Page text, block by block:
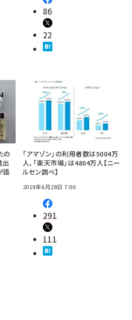
86
22
の
出
語
「アマゾン」の利用者数は5004万
人、「楽天市場」は4804万人【ニー
ルセン調べ】
2019年6月28日 7:00
291
111